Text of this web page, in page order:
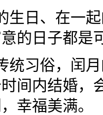
生日、在一
的日子都是
统习俗，闰
间内结婚，
幸福美满。